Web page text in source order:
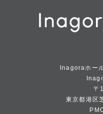
Inagoraホー
〒
東京都港区